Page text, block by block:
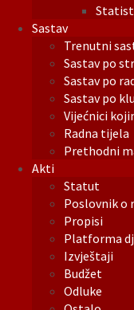
Sastav
Trenutni
Sastav po
Sastav po
Sastav po
Vijećnici
Radna tijela
Prethodni
Akti
Statut
Poslovnik o
Propisi
Platforma
Izvještaji
Budžet
Odluke